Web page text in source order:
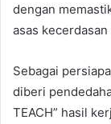
dengan
asas
Sebagai
diberi
TEACH” hasil